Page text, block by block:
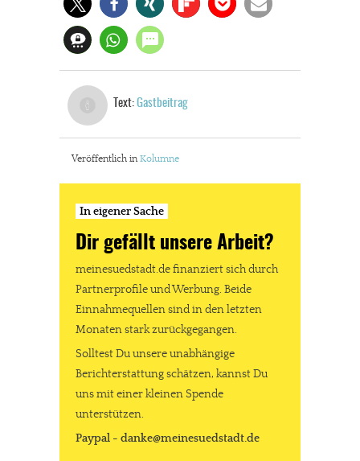
Text: Gastbeitrag
Veröffentlich in Kolumne
In eigener Sache
Dir gefällt unsere Arbeit?
meinesuedstadt.de finanziert sich durch
Partnerprofile und Werbung. Beide
Einnahmequellen sind in den letzten
Monaten stark zurückgegangen.
Solltest Du unsere unabhängige
Berichterstattung schätzen, kannst Du
uns mit einer kleinen Spende
unterstützen.
Paypal - danke@meinesuedstadt.de